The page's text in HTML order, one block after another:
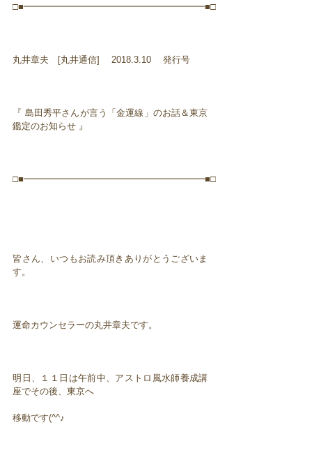
□■━━━━━━━━━━━━━━━━━━━━■□
丸井章夫 [丸井通信] 2018.3.10 発行号
『 島田秀平さんが言う「金運線」のお話＆東京
鑑定のお知らせ 』
□■━━━━━━━━━━━━━━━━━━━━■□
皆さん、いつもお読み頂きありがとうございま
す。
運命カウンセラーの丸井章夫です。
明日、１１日は午前中、アストロ風水師養成講
座でその後、東京へ
移動です(^^♪